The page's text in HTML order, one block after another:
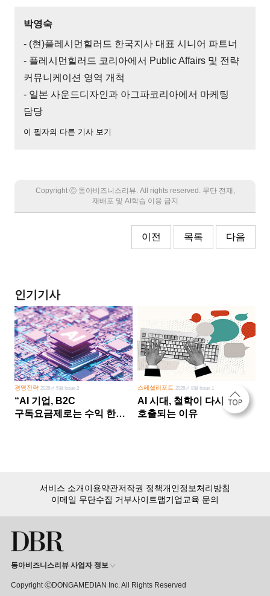
박영숙
- (현)플레시먼힐러드 한국지사 대표 시니어 파트너
- 플레시먼힐러드 코리아에서 Public Affairs 및 전략
커뮤니케이션 영역 개척
- 일본 사운드디자인과 아그파코리아에서 마케팅
담당
이 필자의 다른 기사 보기
Copyright Ⓒ 동아비즈니스리뷰. All rights reserved. 무단 전재,
재배포 및 AI학습 이용 금지
이전 목록 다음
인기기사
경영전략2026년 5월 Issue 2
“AI 기업, B2C
구독요금제로는 수익 한계
스페셜리포트 2026년 8월 Issue 1
AI 시대, 철학이 다시
호출되는 이유
서비스 소개이용약관저작권 정책개인정보처리방침
이메일 무단수집 거부사이트맵기업교육 문의
동아비즈니스리뷰 사업자 정보
Copyright ⒸDONGAMEDIAN Inc. All Rights Reserved